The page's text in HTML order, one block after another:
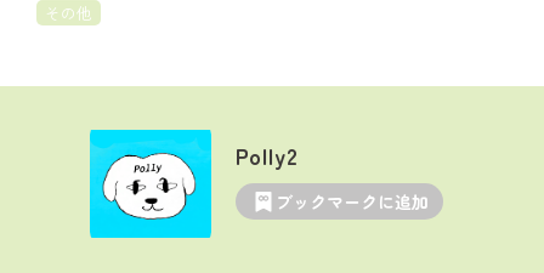
その他
Polly2
ブックマークに追加